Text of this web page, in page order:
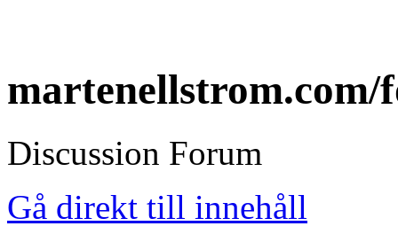
martenellstrom.com/
Discussion Forum
Gå direkt till innehåll